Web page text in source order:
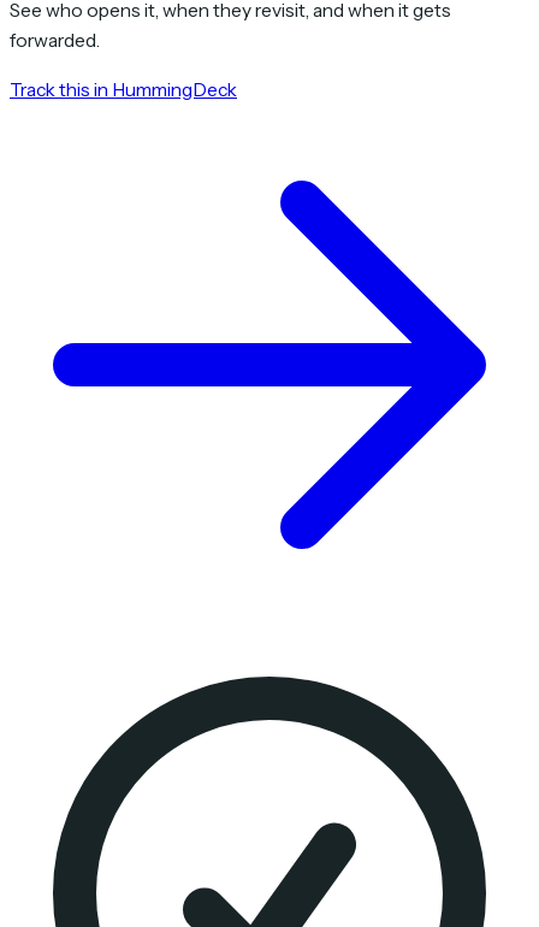
See who opens it, when they revisit, and when it gets
forwarded.
Track this in HummingDeck